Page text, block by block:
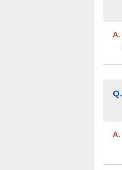
A.
Q.
A.